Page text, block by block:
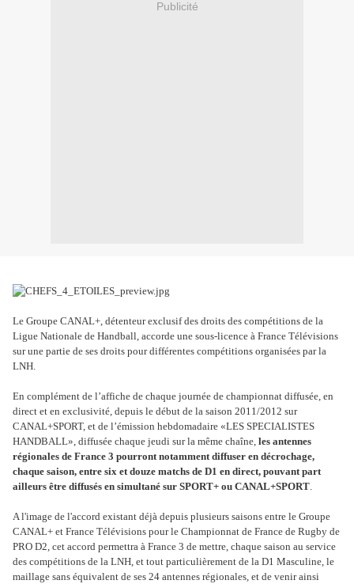
Publicité
Le Groupe CANAL+, détenteur exclusif des droits des compétitions de la
Ligue Nationale de Handball, accorde une sous-licence à France Télévisions
sur une partie de ses droits pour différentes compétitions organisées par la
LNH.
En complément de l’affiche de chaque journée de championnat diffusée, en
direct et en exclusivité, depuis le début de la saison 2011/2012 sur
CANAL+SPORT, et de l’émission hebdomadaire «LES SPECIALISTES
HANDBALL», diffusée chaque jeudi sur la même chaîne, les antennes
régionales de France 3 pourront notamment diffuser en décrochage,
chaque saison, entre six et douze matchs de D1 en direct, pouvant part
ailleurs être diffusés en simultané sur SPORT+ ou CANAL+SPORT.
A l'image de l'accord existant déjà depuis plusieurs saisons entre le Groupe
CANAL+ et France Télévisions pour le Championnat de France de Rugby de
PRO D2, cet accord permettra à France 3 de mettre, chaque saison au service
des compétitions de la LNH, et tout particulièrement de la D1 Masculine, le
maillage sans équivalent de ses 24 antennes régionales, et de venir ainsi